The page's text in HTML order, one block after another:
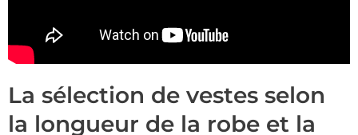
La sélection de vestes selon
la longueur de la robe et la